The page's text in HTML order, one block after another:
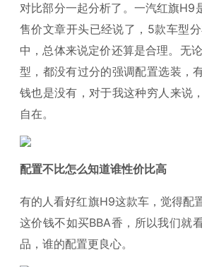
对比部分一起分析了。一汽红旗H9
售价文章开头已经说了，5款车型
中，总体来说定价还算是合理。无
型，都没有过分的强调配置选装，
钱也是没有，对于我这种穷人来说
自在。
配置不比怎么知道谁性价比高
有的人看好红旗H9这款车，觉得配
这价钱不如买BBA香，所以我们就
品，谁的配置更良心。